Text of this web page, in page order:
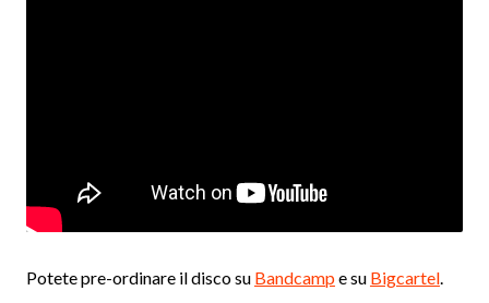
Potete pre-ordinare il disco su Bandcampe su Bigcartel.